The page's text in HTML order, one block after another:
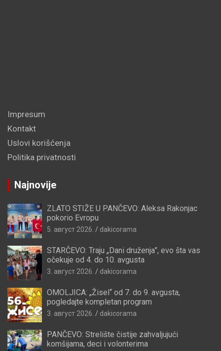
Impresum
Kontakt
Uslovi korišćenja
Politika privatnosti
Najnovije
ZLATO STIŽE U PANČEVO: Aleksa Rakonjac
pokorio Evropu
5. август 2026. dakicorama
STARČEVO: Traju „Dani druženja”, evo šta vas
očekuje od 4. do 10. avgusta
3. август 2026. dakicorama
OMOLJICA: „Žisel“ od 7. do 9. avgusta,
pogledajte kompletan program
3. август 2026. dakicorama
PANČEVO: Strelište čistije zahvaljujući
komšijama, deci i volonterima